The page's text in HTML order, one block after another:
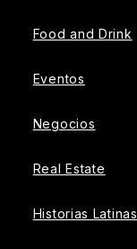
Food and Drink
Eventos
Negocios
Real Estate
Historias Latinas